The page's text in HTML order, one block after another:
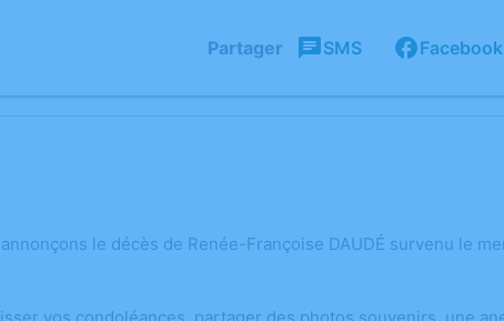
Partager SMS Facebook
le décès de Renée-Françoise DAUDÉ survenu le